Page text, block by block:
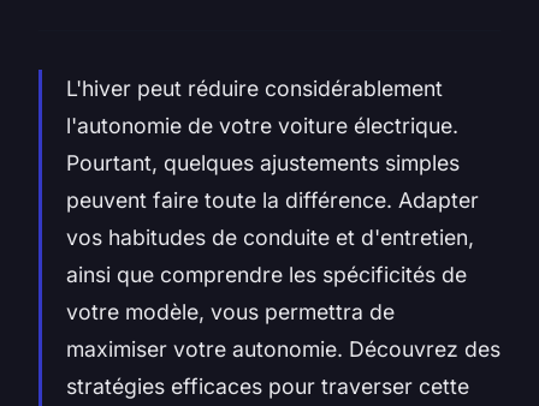
L'hiver peut réduire considérablement
l'autonomie de votre voiture électrique.
Pourtant, quelques ajustements simples
peuvent faire toute la différence. Adapter
vos habitudes de conduite et d'entretien,
ainsi que comprendre les spécificités de
votre modèle, vous permettra de
maximiser votre autonomie. Découvrez des
stratégies efficaces pour traverser cette